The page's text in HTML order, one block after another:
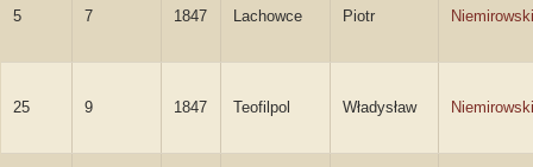
5 7 1847 Lachowce Piotr Niemirowski
25 9 1847 Teofilpol Władysław Niemirowski